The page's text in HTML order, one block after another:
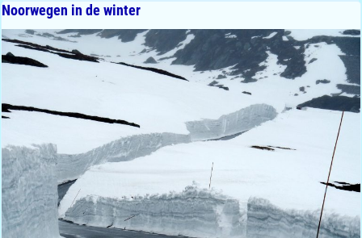
Noorwegen in de winter